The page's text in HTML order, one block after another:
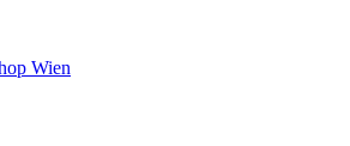
Wien